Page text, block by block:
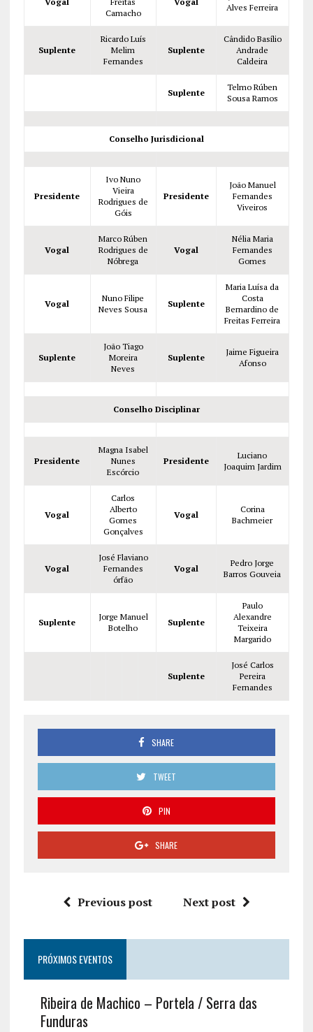
Camacho
Alves Ferreira
Suplente
Ricardo Luís
Melim
Fernandes
Suplente
Cândido Basílio
Andrade
Caldeira
Suplente
Telmo Rúben
Sousa Ramos
Conselho Jurisdicional
Presidente
Ivo Nuno
Vieira
Rodrigues de
Góis
Presidente
João Manuel
Fernandes
Viveiros
Vogal
Marco Rúben
Rodrigues de
Nóbrega
Vogal
Nélia Maria
Fernandes
Gomes
Vogal
Nuno Filipe
Neves Sousa
Suplente
Maria Luísa da
Costa
Bernardino de
Freitas Ferreira
Suplente
João Tiago
Moreira
Neves
Suplente
Jaime Figueira
Afonso
Conselho Disciplinar
Presidente
Magna Isabel
Nunes
Escórcio
Presidente
Luciano
Joaquim Jardim
Vogal
Carlos
Alberto
Gomes
Gonçalves
Vogal
Corina
Bachmeier
Vogal
José Flaviano
Fernandes
órfão
Vogal
Pedro Jorge
Barros Gouveia
Suplente
Jorge Manuel
Botelho
Suplente
Paulo
Alexandre
Teixeira
Margarido
Suplente
José Carlos
Pereira
Fernandes
SHARE
TWEET
PIN
SHARE
Previous post Next post
PRÓXIMOS EVENTOS
Ribeira de Machico – Portela / Serra das
Funduras